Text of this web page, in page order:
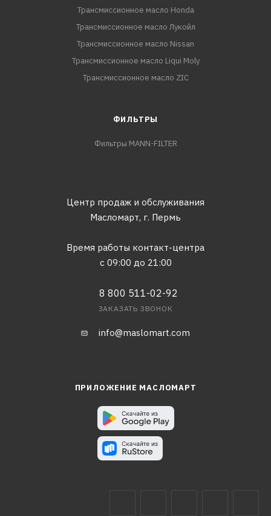
Трансмиссионное масло Honda
Трансмиссионное масло Лукойл
Трансмиссионное масло Nissan
Трансмиссионное масло Liqui Moly
Трансмиссионное масло ZIC
ФИЛЬТРЫ
Фильтры MANN-FILTER
Центр продаж и обслуживания
Масломарт, г. Пермь
Время работы контакт-центра
с 09:00 до 21:00
8 800 511-02-92
ЗАКАЗАТЬ ЗВОНОК
info@maslomart.com
ПРИЛОЖЕНИЕ МАСЛОМАРТ